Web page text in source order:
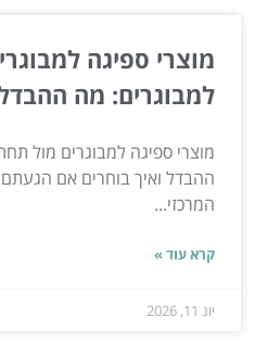
מוצרי ספיגה
למבוגרים: מה
מוצרי ספיגה למבוגרים מול
ההבדל ואיך בוחרים אם
המרכזי...
קרא עוד »
יונ 11, 2026